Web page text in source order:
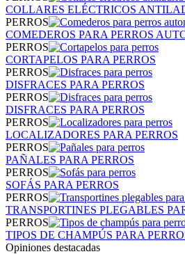
COLLARES ELÉCTRICOS
PERROS
COMEDEROS PARA PERROS
PERROS
CORTAPELOS PARA PERROS
PERROS
DISFRACES PARA PERROS
PERROS
DISFRACES PARA PERROS
PERROS
LOCALIZADORES PARA PERROS
PERROS
PAÑALES PARA PERROS
PERROS
SOFÁS PARA PERROS
PERROS
TRANSPORTINES PLEGABLES
PERROS
TIPOS DE CHAMPÚS PARA
Opiniones destacadas